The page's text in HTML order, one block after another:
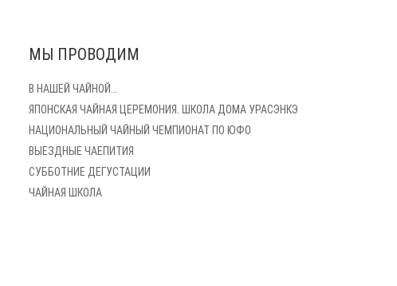
МЫ ПРОВОДИМ
В НАШЕЙ ЧАЙНОЙ…
ЯПОНСКАЯ ЧАЙНАЯ ЦЕРЕМОНИЯ. ШКОЛА ДОМА УРАСЭНКЭ
НАЦИОНАЛЬНЫЙ ЧАЙНЫЙ ЧЕМПИОНАТ ПО ЮФО
ВЫЕЗДНЫЕ ЧАЕПИТИЯ
СУББОТНИЕ ДЕГУСТАЦИИ
ЧАЙНАЯ ШКОЛА